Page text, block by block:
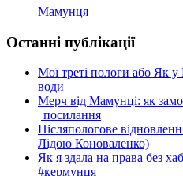
Мамунця
Останні публікації
Мої треті пологи або Як
води
Мерч від Мамунці: як
| посилання
Післяпологове
Лідою Коноваленко)
Як я здала на права без
#кермунця